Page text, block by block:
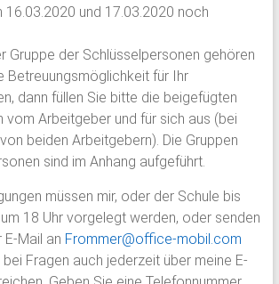
16.03.2020 und 17.03.2020 noch
Gruppe der Schlüsselpersonen gehören
Betreuungsmöglichkeit für Ihr
dann füllen Sie bitte die beigefügten
vom Arbeitgeber und für sich aus (bei
beiden Arbeitgebern). Die Gruppen
sind im Anhang aufgeführt.
müssen mir, oder der Schule bis
18 Uhr vorgelegt werden, oder senden
Mail an Frommer@office-mobil.com
Fragen auch jederzeit über meine E-